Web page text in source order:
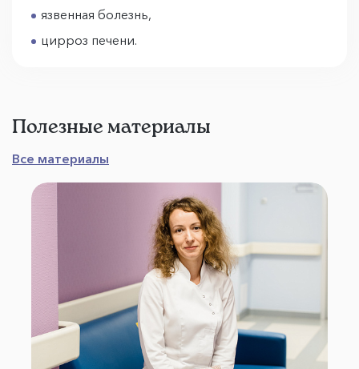
язвенная болезнь,
цирроз печени.
Полезные материалы
Все материалы